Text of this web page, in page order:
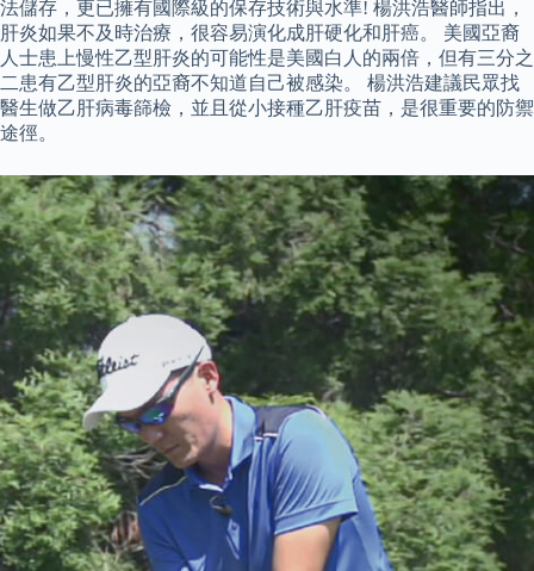
法儲存，更已擁有國際級的保存技術與水準! 楊洪浩醫師指出，
肝炎如果不及時治療，很容易演化成肝硬化和肝癌。 美國亞裔
人士患上慢性乙型肝炎的可能性是美國白人的兩倍，但有三分之
二患有乙型肝炎的亞裔不知道自己被感染。 楊洪浩建議民眾找
醫生做乙肝病毒篩檢，並且從小接種乙肝疫苗，是很重要的防禦
途徑。